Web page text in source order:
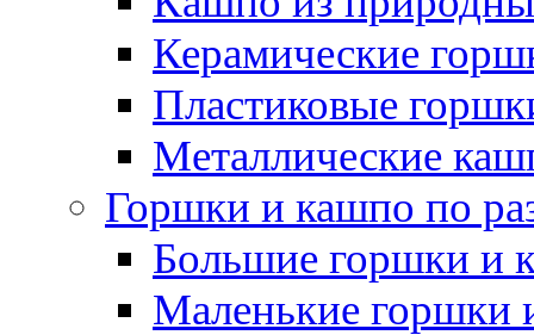
Керамические
Пластиковые
Металлические
Горшки и кашпо по
Большие горшки и
Маленькие горшки